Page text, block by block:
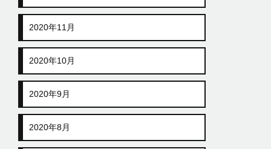
2020年11月
2020年10月
2020年9月
2020年8月